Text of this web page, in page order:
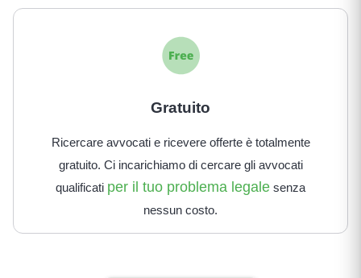
Gratuito
Ricercare avvocati e ricevere offerte è totalmente
gratuito. Ci incarichiamo di cercare gli avvocati
qualificati per il tuo problema legale senza
nessun costo.